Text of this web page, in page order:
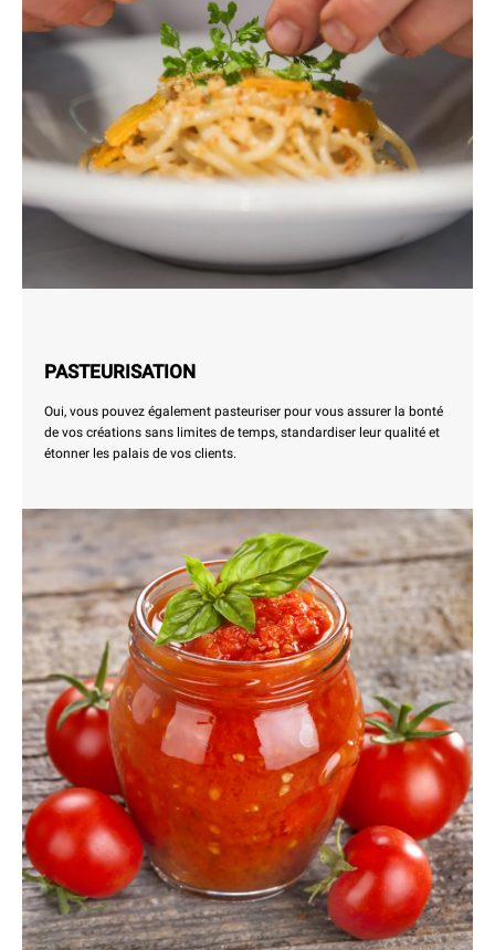
PASTEURISATION
Oui, vous pouvez également pasteuriser pour vous assurer la bonté
de vos créations sans limites de temps, standardiser leur qualité et
étonner les palais de vos clients.